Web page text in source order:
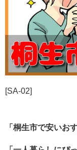
[SA-02]
「桐生市で安いお